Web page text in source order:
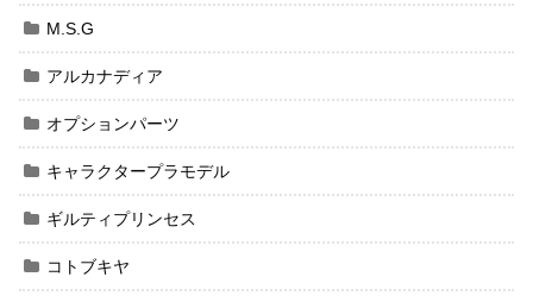
M.S.G
アルカナディア
オプションパーツ
キャラクタープラモデル
ギルティプリンセス
コトブキヤ